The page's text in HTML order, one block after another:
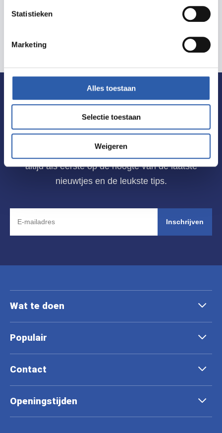
Statistieken
Marketing
Alles toestaan
Selectie toestaan
Weigeren
De allerleukste tips voor uitjes in
Hengelo ontvangen?
Schrijf je dan nu in voor de nieuwsbrief! Zo ben jij
altijd als eerste op de hoogte van de laatste
nieuwtjes en de leukste tips.
Inschrijven
Wat te doen
Populair
Contact
Openingstijden